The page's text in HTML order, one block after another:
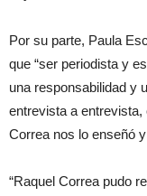
Por su parte, Paula
que “ser periodista y
una responsabilidad y
entrevista a
Correa nos lo enseñó
“Raquel Correa pudo